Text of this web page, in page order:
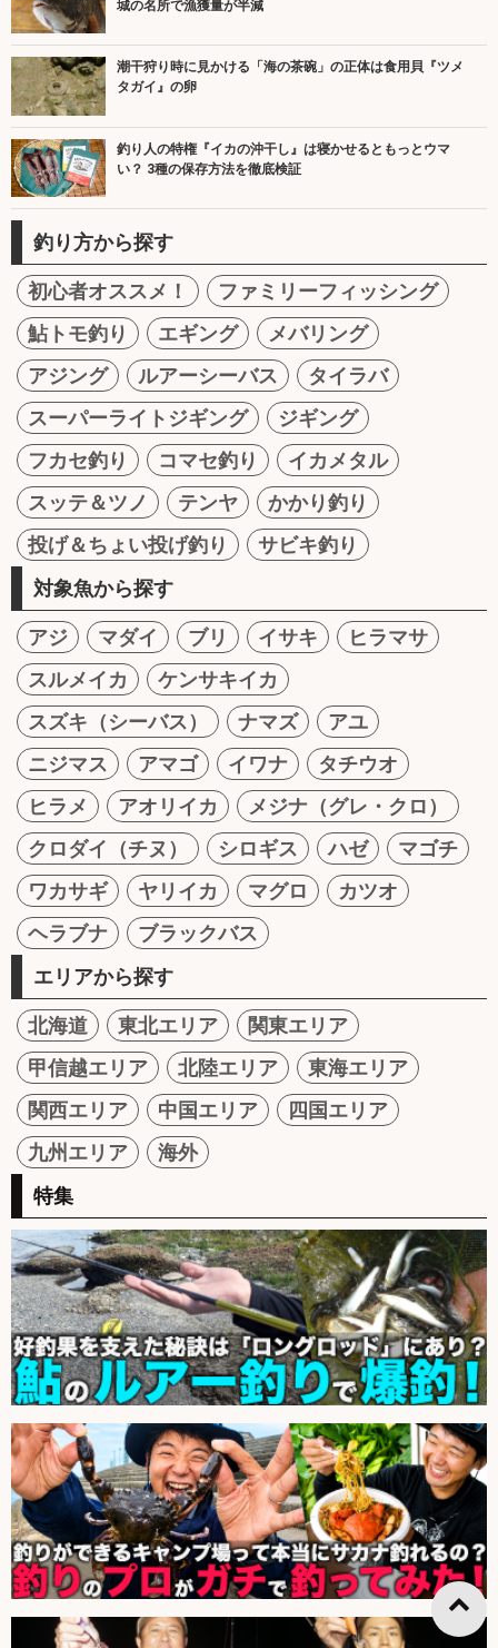
城の名所で漁獲量が半減
潮干狩り時に見かける「海の茶碗」の正体は食用貝『ツメ
タガイ』の卵
釣り人の特権『イカの沖干し』は寝かせるともっとウマ
い？ 3種の保存方法を徹底検証
釣り方から探す
初心者オススメ！
ファミリーフィッシング
鮎トモ釣り
エギング
メバリング
アジング
ルアーシーバス
タイラバ
スーパーライトジギング
ジギング
フカセ釣り
コマセ釣り
イカメタル
スッテ＆ツノ
テンヤ
かかり釣り
投げ＆ちょい投げ釣り
サビキ釣り
対象魚から探す
アジ マダイ ブリ イサキ
ヒラマサ
スルメイカ
ケンサキイカ
スズキ（シーバス）
ナマズ
アユ
ニジマス
アマゴ イワナ
タチウオ
ヒラメ
アオリイカ
メジナ（グレ・クロ）
クロダイ（チヌ）
シロギス ハゼ
マゴチ
ワカサギ
ヤリイカ マグロ
カツオ
ヘラブナ
ブラックバス
エリアから探す
北海道 東北エリア
関東エリア
甲信越エリア
北陸エリア
東海エリア
関西エリア
中国エリア
四国エリア
九州エリア
海外
特集